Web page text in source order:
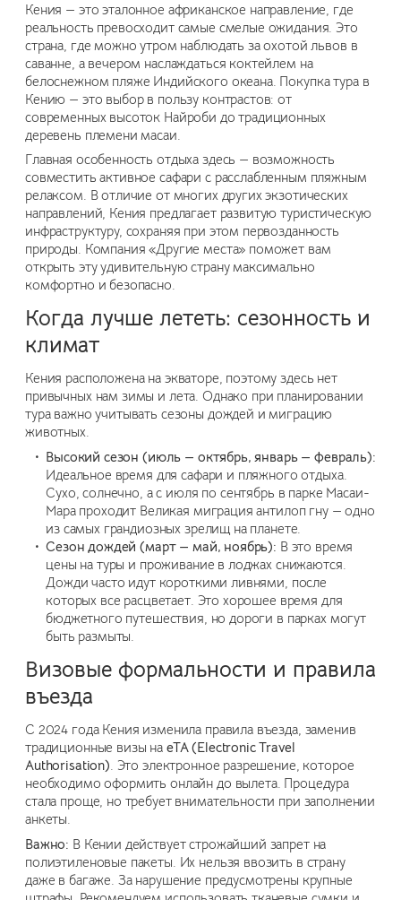
Кения — это эталонное африканское направление, где
реальность превосходит самые смелые ожидания. Это
страна, где можно утром наблюдать за охотой львов в
саванне, а вечером наслаждаться коктейлем на
белоснежном пляже Индийского океана. Покупка тура в
Кению — это выбор в пользу контрастов: от
современных высоток Найроби до традиционных
деревень племени масаи.
Главная особенность отдыха здесь — возможность
совместить активное сафари с расслабленным пляжным
релаксом. В отличие от многих других экзотических
направлений, Кения предлагает развитую туристическую
инфраструктуру, сохраняя при этом первозданность
природы. Компания «Другие места» поможет вам
открыть эту удивительную страну максимально
комфортно и безопасно.
Когда лучше лететь: сезонность и
климат
Кения расположена на экваторе, поэтому здесь нет
привычных нам зимы и лета. Однако при планировании
тура важно учитывать сезоны дождей и миграцию
животных.
Высокий сезон (июль — октябрь, январь — февраль):
Идеальное время для сафари и пляжного отдыха.
Сухо, солнечно, а с июля по сентябрь в парке Масаи-
Мара проходит Великая миграция антилоп гну — одно
из самых грандиозных зрелищ на планете.
Сезон дождей (март — май, ноябрь): В это время
цены на туры и проживание в лоджах снижаются.
Дожди часто идут короткими ливнями, после
которых все расцветает. Это хорошее время для
бюджетного путешествия, но дороги в парках могут
быть размыты.
Визовые формальности и правила
въезда
С 2024 года Кения изменила правила въезда, заменив
традиционные визы на eTA (Electronic Travel
Authorisation). Это электронное разрешение, которое
необходимо оформить онлайн до вылета. Процедура
стала проще, но требует внимательности при заполнении
анкеты.
Важно: В Кении действует строжайший запрет на
полиэтиленовые пакеты. Их нельзя ввозить в страну
даже в багаже. За нарушение предусмотрены крупные